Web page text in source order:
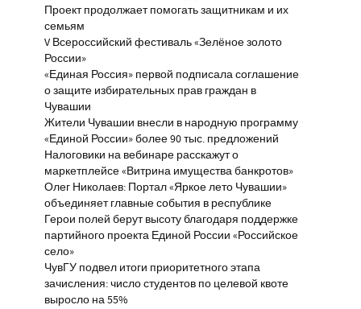
Проект продолжает помогать защитникам и их
семьям
V Всероссийский фестиваль «Зелёное золото
России»
«Единая Россия» первой подписала соглашение
о защите избирательных прав граждан в
Чувашии
Жители Чувашии внесли в народную программу
«Единой России» более 90 тыс. предложений
Налоговики на вебинаре расскажут о
маркетплейсе «Витрина имущества банкротов»
Олег Николаев: Портал «Яркое лето Чувашии»
объединяет главные события в республике
Герои полей берут высоту благодаря поддержке
партийного проекта Единой России «Российское
село»
ЧувГУ подвел итоги приоритетного этапа
зачисления: число студентов по целевой квоте
выросло на 55%